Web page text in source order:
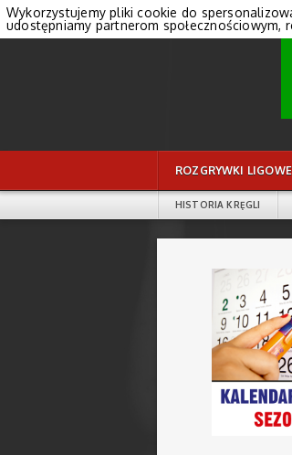
ROZGRYWKI
HISTORIA KRĘGLI
Wykorzystujemy pliki cookie do
udostępniamy partnerom społecznościowym,